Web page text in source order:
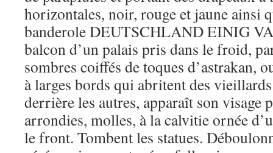
horizontales, noir, rouge et jaune ainsi
banderole DEUTSCHLAND EINIG
balcon d’un palais pris dans le froid,
sombres coiffés de toques d’astrakan,
à larges bords qui abritent des
derrière les autres, apparaît son visage
arrondies, molles, à la calvitie ornée
le front. Tombent les statues.